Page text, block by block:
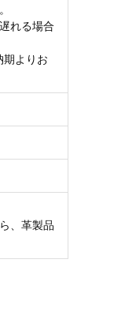
れる場合
よりお
、革製品